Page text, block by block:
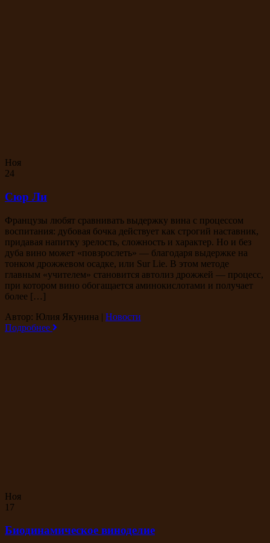
Ноя
24
Сюр Ли
Французы любят сравнивать выдержку вина с процессом
воспитания: дубовая бочка действует как строгий наставник,
придавая напитку зрелость, сложность и характер. Но и без
дуба вино может «повзрослеть» — благодаря выдержке на
тонком дрожжевом осадке, или Sur Lie. В этом методе
главным «учителем» становится автолиз дрожжей — процесс,
при котором вино обогащается аминокислотами и получает
более […]
Автор: Юлия Якунина | Новости
Подробнее
Ноя
17
Биодинамическое виноделие